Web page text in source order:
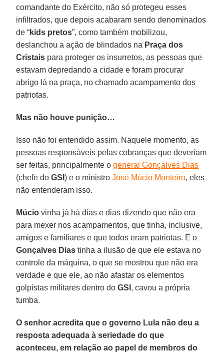
comandante do Exército, não só protegeu esses
infiltrados, que depois acabaram sendo denominados
de “kids pretos”, como também mobilizou,
deslanchou a ação de blindados na Praça dos
Cristais para proteger os insurretos, as pessoas que
estavam depredando a cidade e foram procurar
abrigo lá na praça, no chamado acampamento dos
patriotas.
Mas não houve punição…
Isso não foi entendido assim. Naquele momento, as
pessoas responsáveis pelas cobranças que deveriam
ser feitas, principalmente ogeneral Gonçalves Dias
(chefe doGSI) e o ministroJosé Múcio Monteiro, eles
não entenderam isso.
Múcio vinha já há dias e dias dizendo que não era
para mexer nos acampamentos, que tinha, inclusive,
amigos e familiares e que todos eram patriotas. E o
Gonçalves Dias tinha a ilusão de que ele estava no
controle da máquina, o que se mostrou que não era
verdade e que ele, ao não afastar os elementos
golpistas militares dentro doGSI , cavou a própria
tumba.
O senhor acredita que o governo Lula não deu a
resposta adequada à seriedade do que
aconteceu, em relação ao papel de membros do